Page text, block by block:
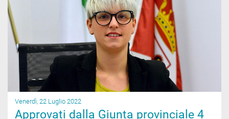
Venerdì, 22 Luglio 2022
Approvati dalla Giunta provinciale 4